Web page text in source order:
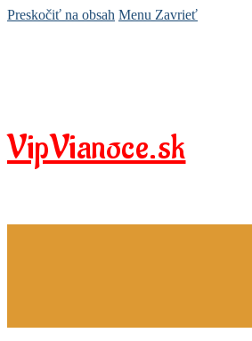
Preskočiť na obsah Menu Zavrieť
VipVianoce.sk